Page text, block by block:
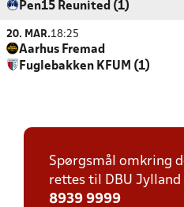
Pen15 Reunited (1)
20. MAR.18:25
Aarhus Fremad
Fuglebakken KFUM (1)
Spørgsmål omkring
rettes til DBU Jylland
8939 9999